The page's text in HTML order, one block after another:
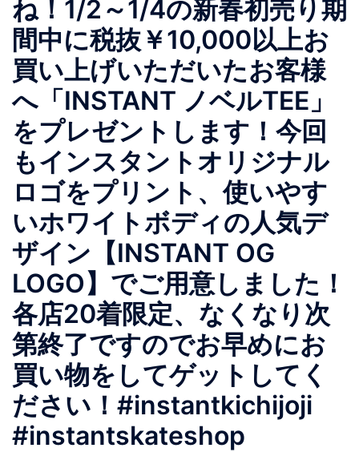
ね！1/2～1/4の新春初売り期
間中に税抜￥10,000以上お
買い上げいただいたお客様
へ「INSTANT ノベルTEE」
をプレゼントします！今回
もインスタントオリジナル
ロゴをプリント、使いやす
いホワイトボディの人気デ
ザイン【INSTANT OG
LOGO】でご用意しました！
各店20着限定、なくなり次
第終了ですのでお早めにお
買い物をしてゲットしてく
ださい！#instantkichijoji
#instantskateshop